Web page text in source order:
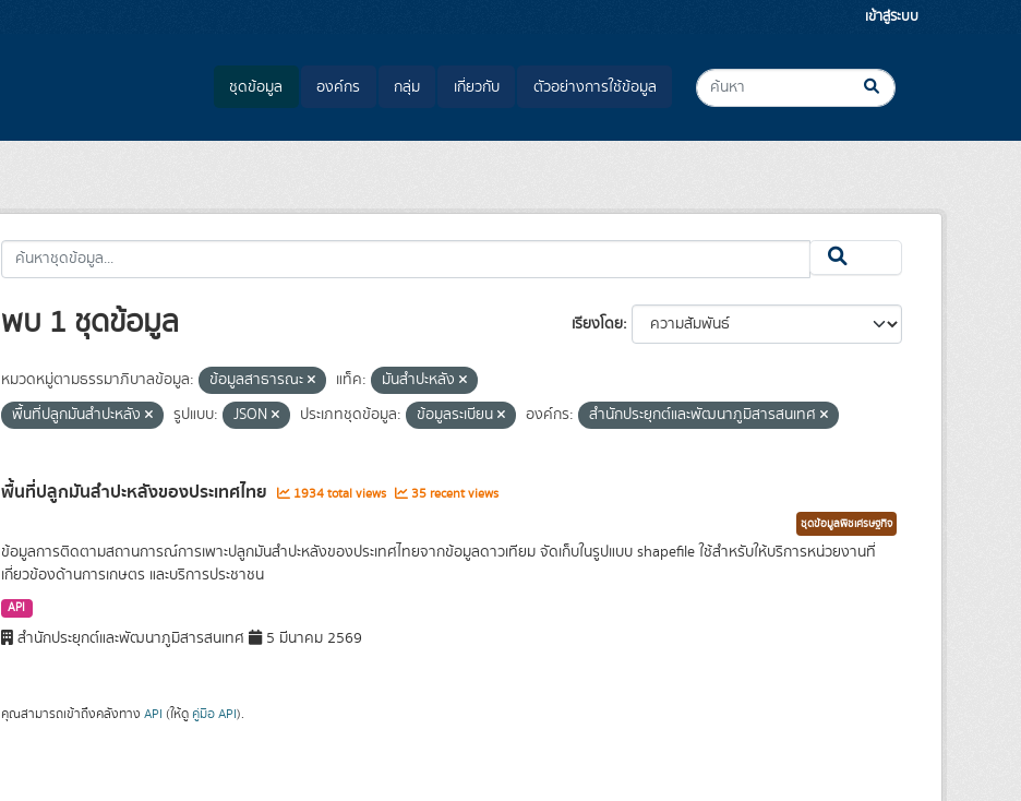
เข้าสู่ระบบ
ชุดข้อมูล องค์กร กลุ่ม เกี่ยวกับ ตัวอย่างการใช้ข้อมูล
เรียงโดย
พบ 1 ชุดข้อมูล
หมวดหมู่ตามธรรมาภิบาลข้อมูล: ข้อมูลสาธารณะ แท็ค:
มันสำปะหลัง
พื้นที่ปลูกมันสำปะหลัง
รูปแบบ: JSON ประเภทชุดข้อมูล: ข้อมูลระเบียน องค์กร: สำนักประยุกต์และพัฒนาภูมิสารสนเทศ
พื้นที่ปลูกมันสำปะหลังของประเทศไทย 1934 total views 35 recent views
ชุดข้อมูลพืชเศรษฐกิจ
ข้อมูลการติดตามสถานการณ์การเพาะปลูกมันสำปะหลังของประเทศไทยจากข้อมูลดาวเทียม จัดเก็บในรูปแบบ shapefile ใช้สำหรับให้บริการหน่วยงานที่
เกี่ยวข้องด้านการเกษตร และบริการประชาชน
API
สำนักประยุกต์และพัฒนาภูมิสารสนเทศ 5 มีนาคม 2569
คุณสามารถเข้าถึงคลังทาง API (ให้ดู คู่มือ API).